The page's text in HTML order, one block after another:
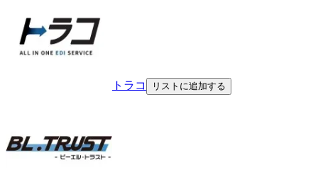
トラコ リストに追加する